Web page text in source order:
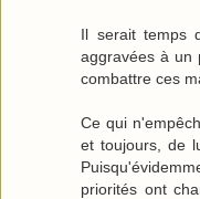
Il serait temps
aggravées à un
combattre ces
Ce qui
et toujours, de
priorités ont